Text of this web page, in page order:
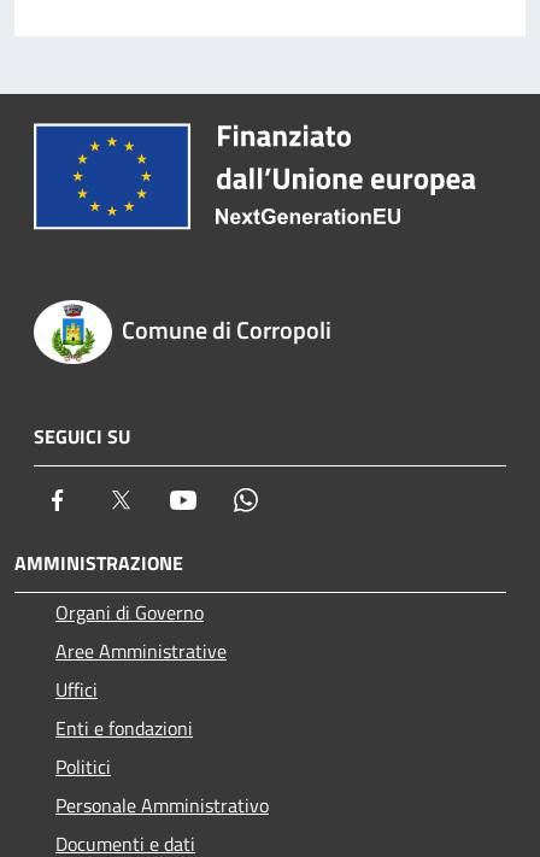
Comune di Corropoli
SEGUICI SU
Facebook Twitter Youtube
AMMINISTRAZIONE
Organi di Governo
Aree Amministrative
Uffici
Enti e fondazioni
Politici
Personale Amministrativo
Documenti e dati